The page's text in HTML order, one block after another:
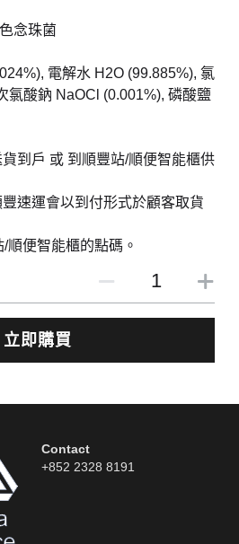
念珠菌
電解水 H2O (99.885%), 氯
氯酸鈉 NaOCl (0.001%), 磷酸鹽
到戶 或 到順豐站/順便智能櫃供
速運會以到付形式於顧客取貨
順便智能櫃的點碼。
立即購買
Contact
+852 2328 8191